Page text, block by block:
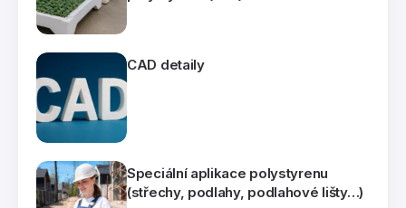
CAD detaily
Speciální aplikace polystyrenu
(střechy, podlahy, podlahové lišty…)